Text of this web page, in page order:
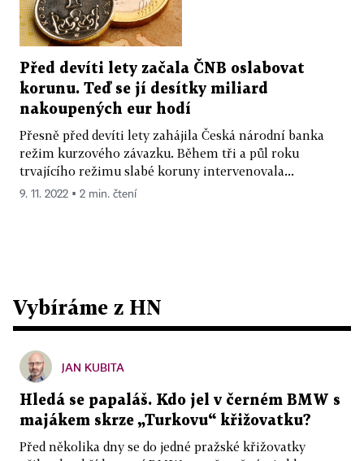
Před devíti lety začala ČNB oslabovat
korunu. Teď se jí desítky miliard
nakoupených eur hodí
Přesně před devíti lety zahájila Česká národní banka
režim kurzového závazku. Během tři a půl roku
trvajícího režimu slabé koruny intervenovala...
9. 11. 2022 ▪ 2 min. čtení
Vybíráme z HN
JAN KUBITA
Hledá se papaláš. Kdo jel v černém BMW s
majákem skrze „Turkovu“ křižovatku?
Před několika dny se do jedné pražské křižovatky